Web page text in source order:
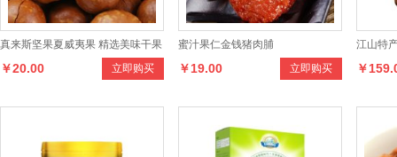
真来斯坚果夏威夷果 精选美味干果
绿色食品 立即购买
￥20.00
蜜汁果仁金钱猪肉脯
立即购买
￥19.00
江山特
蜂皇浆
￥